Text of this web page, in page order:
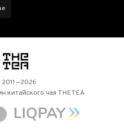
логотип
китайского чая THETEA